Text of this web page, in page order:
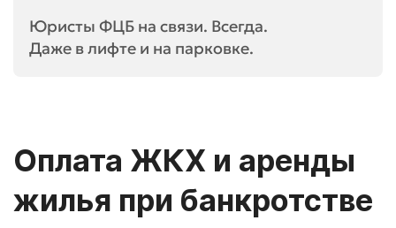
Юристы ФЦБ на связи. Всегда.
Даже в лифте и на парковке.
Оплата ЖКХ и аренды
жилья при банкротстве